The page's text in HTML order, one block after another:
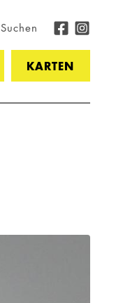
Suchen
KARTEN